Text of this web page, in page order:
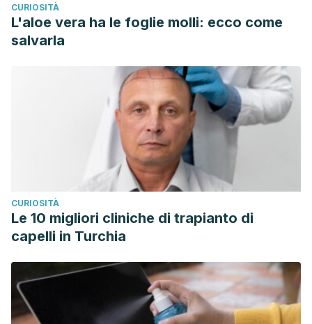
CURIOSITÀ
L'aloe vera ha le foglie molli: ecco come
salvarla
CURIOSITÀ
Le 10 migliori cliniche di trapianto di
capelli in Turchia